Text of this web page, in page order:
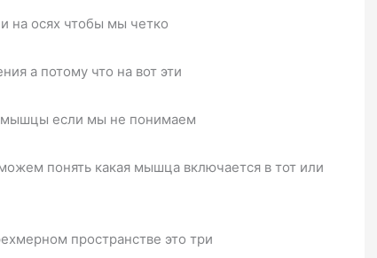
на осях чтобы мы четко
а потому что на вот эти
мышцы если мы не понимаем
понять какая мышца включается в тот или
пространстве это три